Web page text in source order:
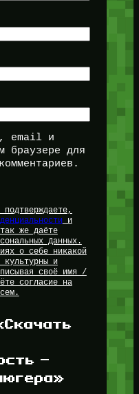
email и
браузере для
подтверждаете,
и
же даёте
Данных.
о себе никакой
культурны и
своё имя /
согласие на
—